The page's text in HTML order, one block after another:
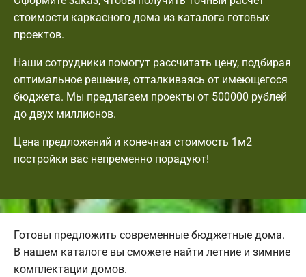
стоимости каркасного дома из каталога готовых
проектов.
Наши сотрудники помогут рассчитать цену, подбирая
оптимальное решение, отталкиваясь от имеющегося
бюджета. Мы предлагаем проекты от 500000 рублей
до двух миллионов.
Цена предложений и конечная стоимость 1м2
постройки вас непременно порадуют!
Готовы предложить современные бюджетные дома.
В нашем каталоге вы сможете найти летние и зимние
комплектации домов.